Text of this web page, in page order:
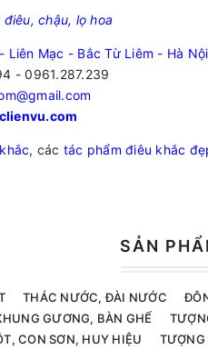
điêu, chậu, lọ hoa
Liên Mạc - Bắc Từ Liêm - Hà Nội
- 0961.287.239
, các tác phẩm điêu khắc
SẢN
THÁC NƯỚC, ĐÀI NƯỚC
GƯƠNG, BÀN GHẾ
CON SƠN, HUY HIỆU
TƯỢNG